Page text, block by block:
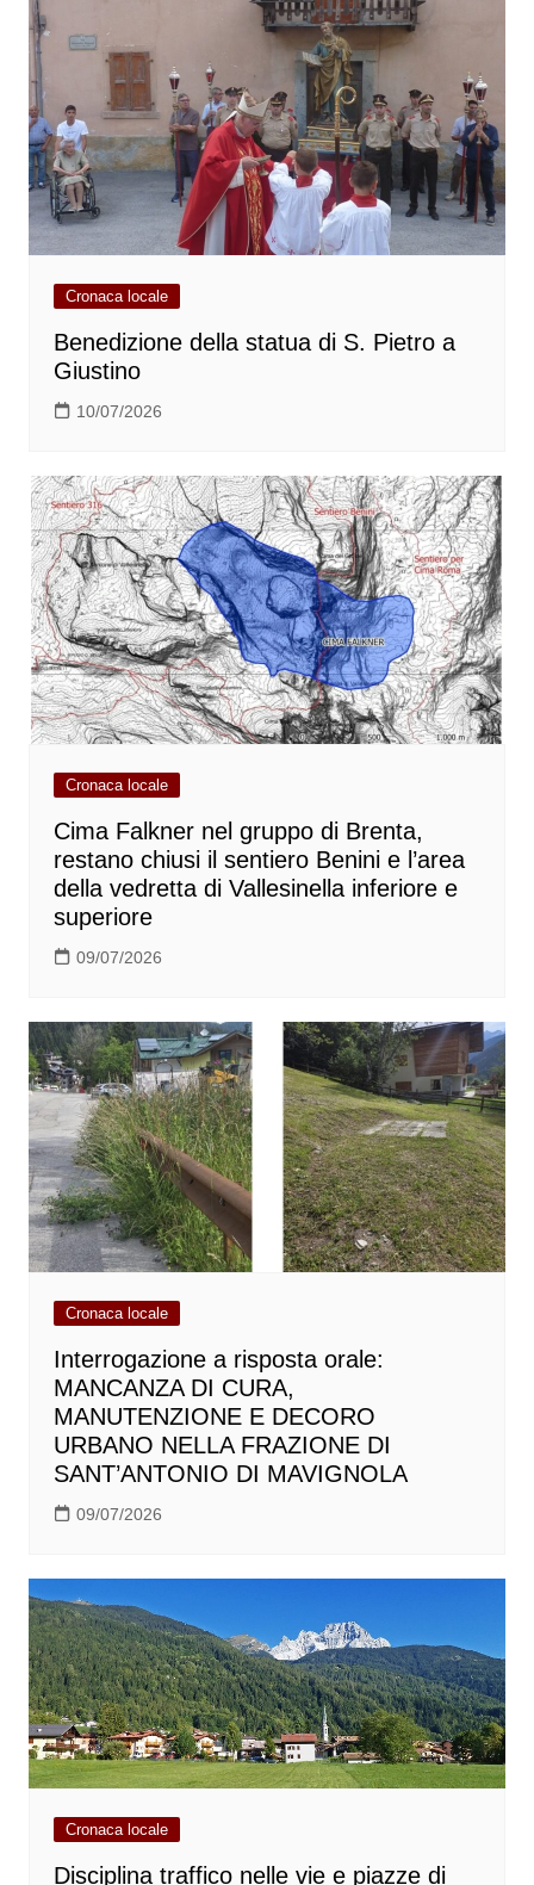
Cronaca locale
Benedizione della statua di S. Pietro a
Giustino
10/07/2026
Cronaca locale
Cima Falkner nel gruppo di Brenta,
restano chiusi il sentiero Benini e l’area
della vedretta di Vallesinella inferiore e
superiore
09/07/2026
Cronaca locale
Interrogazione a risposta orale:
MANCANZA DI CURA,
MANUTENZIONE E DECORO
URBANO NELLA FRAZIONE DI
SANT’ANTONIO DI MAVIGNOLA
09/07/2026
Cronaca locale
Disciplina traffico nelle vie e piazze di